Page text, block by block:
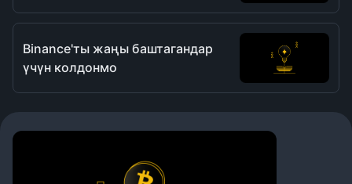
Binance'ты жаңы баштагандар
үчүн колдонмо